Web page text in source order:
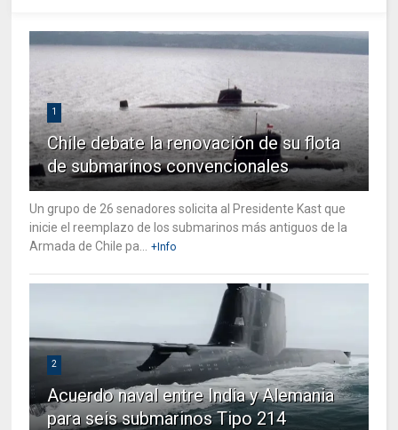
1
Chile debate la renovación de su flota
de submarinos convencionales
Un grupo de 26 senadores solicita al Presidente Kast que
inicie el reemplazo de los submarinos más antiguos de la
Armada de Chile pa...
+Info
2
Acuerdo naval entre India y Alemania
para seis submarinos Tipo 214